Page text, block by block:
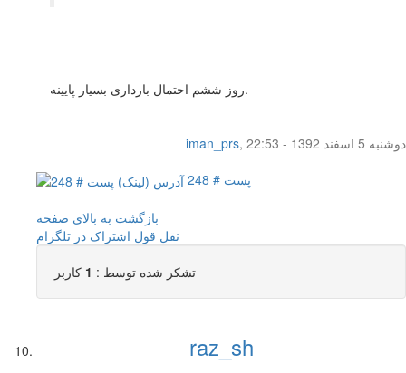
روز ششم احتمال بارداری بسیار پایینه.
iman_prs,
دوشنبه 5 اسفند 1392 - 22:53
پست # 248
بازگشت به بالای صفحه
نقل قول اشتراک در تلگرام
تشکر شده توسط : 1 کاربر
raz_sh